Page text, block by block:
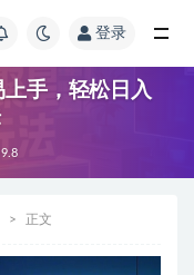
登录
手，轻松日入
正文